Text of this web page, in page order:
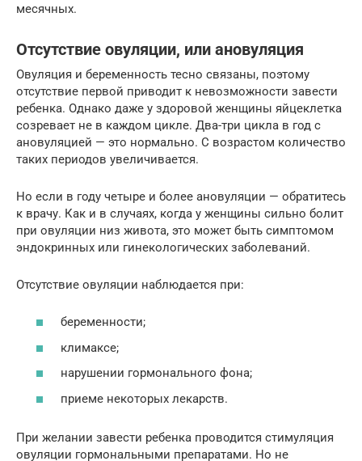
месячных.
Отсутствие овуляции, или ановуляция
Овуляция и беременность тесно связаны, поэтому
отсутствие первой приводит к невозможности завести
ребенка. Однако даже у здоровой женщины яйцеклетка
созревает не в каждом цикле. Два-три цикла в год с
ановуляцией — это нормально. С возрастом количество
таких периодов увеличивается.
Но если в году четыре и более ановуляции — обратитесь
к врачу. Как и в случаях, когда у женщины сильно болит
при овуляции низ живота, это может быть симптомом
эндокринных или гинекологических заболеваний.
Отсутствие овуляции наблюдается при:
беременности;
климаксе;
нарушении гормонального фона;
приеме некоторых лекарств.
При желании завести ребенка проводится стимуляция
овуляции гормональными препаратами. Но не